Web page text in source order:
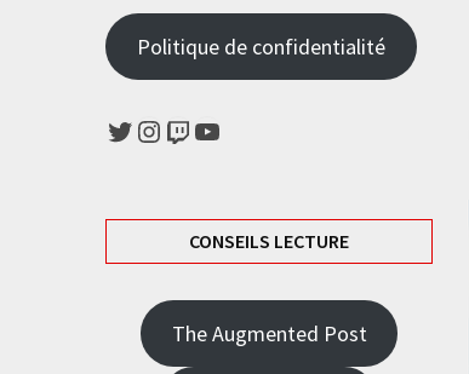
Politique de confidentialité
Twitter
Instagram
TwitchYouTube
CONSEILS LECTURE
The Augmented Post